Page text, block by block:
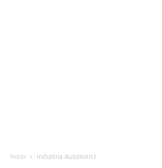
Inicio Industria Automotriz